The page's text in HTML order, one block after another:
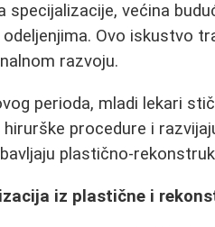
specijalizacije, većina
odeljenjima. Ovo iskustvo
razvoju.
perioda, mladi lekari
hirurške procedure i
plastično-
iz plastične i